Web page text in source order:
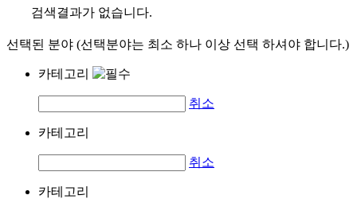
검색결과가 없습니다.
선택된 분야 (선택분야는 최소 하나 이상 선택 하셔야 합니다.)
카테고리
취소
카테고리
취소
카테고리